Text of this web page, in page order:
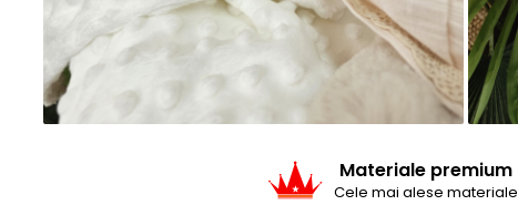
INCALTAMINTE
Jucarii
Materiale premium
Cele mai alese materiale